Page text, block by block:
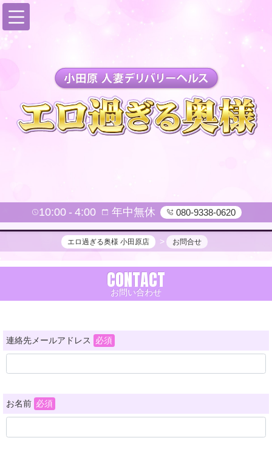
10:00 4:00 年中無休 080-9338-0620
エロ過ぎる奥様 小田原店 お問合せ
CONTACT
お問い合わせ
連絡先メールアドレス
お名前